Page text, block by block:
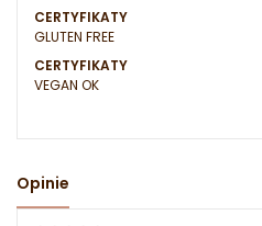
CERTYFIKATY
GLUTEN FREE
CERTYFIKATY
VEGAN OK
Opinie